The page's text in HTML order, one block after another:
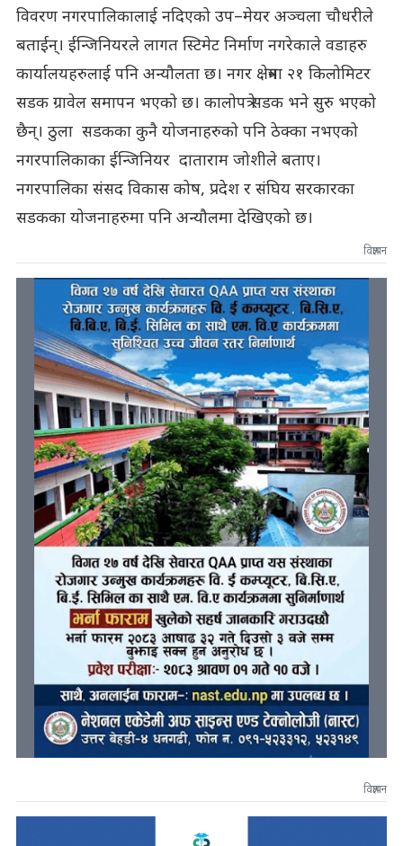
विवरण नगरपालिकालाई नदिएको उप–मेयर अञ्चला चौधरीले
बताईन्। ईन्जिनियरले लागत स्टिमेट निर्माण नगरेकाले वडाहरु
कार्यालयहरुलाई पनि अन्यौलता छ। नगर क्षेत्रमा २१ किलोमिटर
सडक ग्रावेल समापन भएको छ। कालोपत्रे सडक भने सुरु भएको
छैन्। ठुला सडकका कुनै योजनाहरुको पनि ठेक्का नभएको
नगरपालिकाका ईन्जिनियर दाताराम जोशीले बताए।
नगरपालिका संसद विकास कोष, प्रदेश र संघिय सरकारका
सडकका योजनाहरुमा पनि अन्यौलमा देखिएको छ।
विज्ञापन
विज्ञापन